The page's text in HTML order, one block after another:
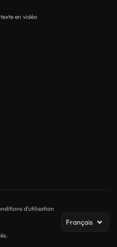
en vidéo
d’utilisation
Français